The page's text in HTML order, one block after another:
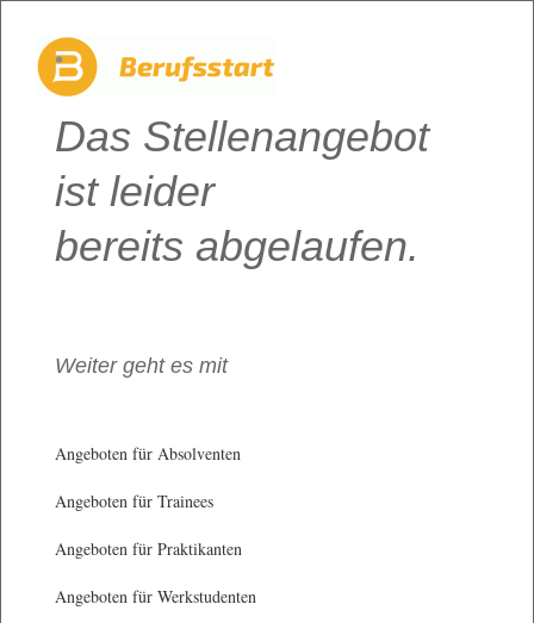
Das Stellenangebot
ist leider
bereits abgelaufen.
Weiter geht es mit
Angeboten für Absolventen
Angeboten für Trainees
Angeboten für Praktikanten
Angeboten für Werkstudenten